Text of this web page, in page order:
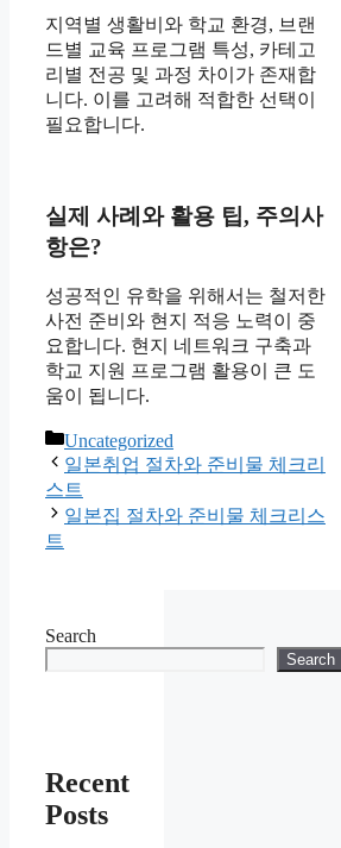
지역별 생활비와 학교 환경, 브랜
드별 교육 프로그램 특성, 카테고
리별 전공 및 과정 차이가 존재합
니다. 이를 고려해 적합한 선택이
필요합니다.
실제 사례와 활용 팁, 주의사
항은?
성공적인 유학을 위해서는 철저한
사전 준비와 현지 적응 노력이 중
요합니다. 현지 네트워크 구축과
학교 지원 프로그램 활용이 큰 도
움이 됩니다.
Categories
Uncategorized
일본취업 절차와 준비물 체크리
스트
일본집 절차와 준비물 체크리스
트
Search
Search
Recent
Posts